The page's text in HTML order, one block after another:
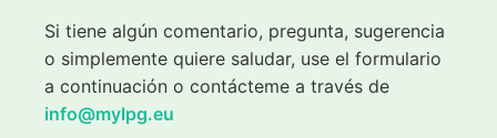
Si tiene algún comentario, pregunta, sugerencia
o simplemente quiere saludar, use el formulario
a continuación o contácteme a través de
info@mylpg.eu